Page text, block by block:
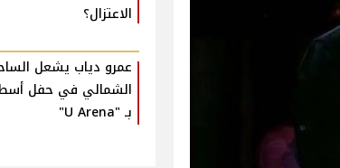
الاعتزال؟
عمرو دياب يشعل
الشمالي في حفل
بـ "U Arena"